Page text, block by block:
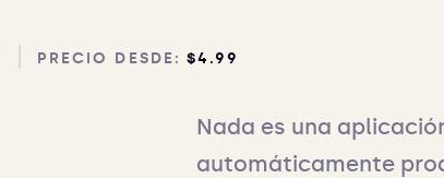
PRECIO DESDE: $4.99
Nada es una
automáticamente